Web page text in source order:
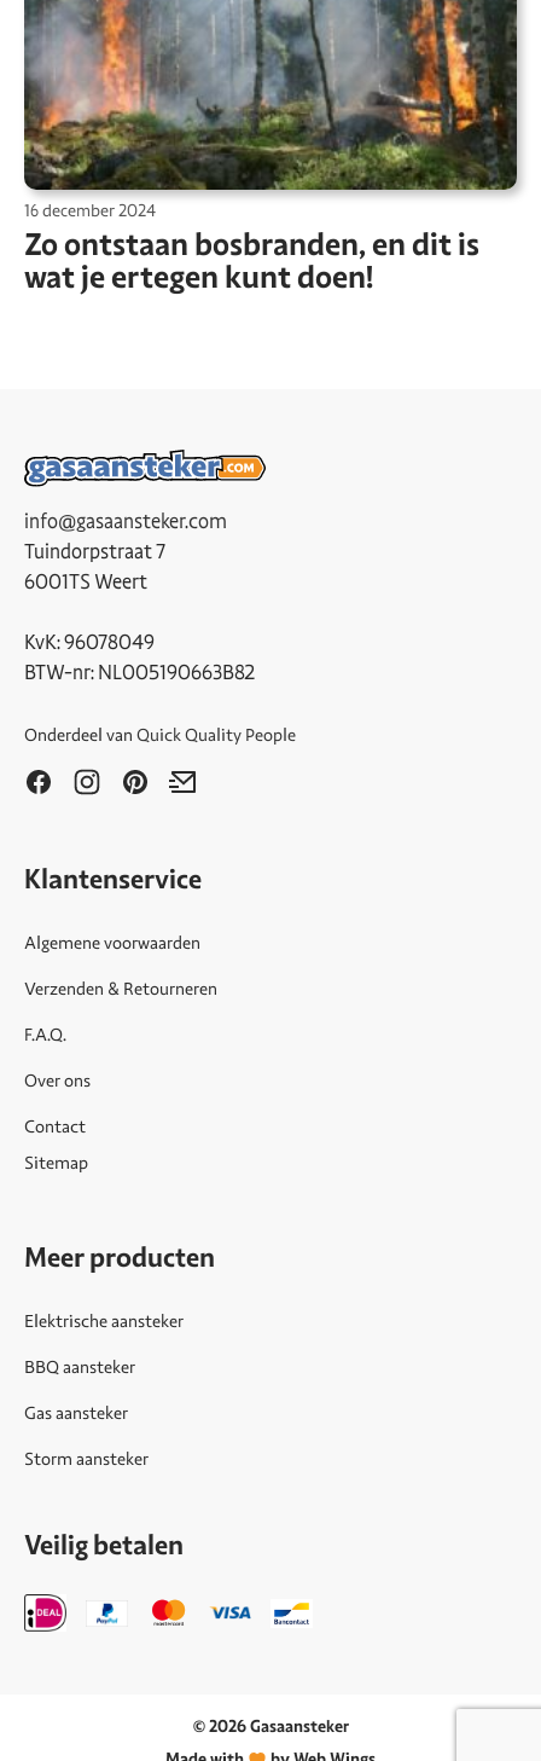
16 december 2024
Zo ontstaan bosbranden, en dit is
wat je ertegen kunt doen!
info@gasaansteker.com
Tuindorpstraat 7
6001TS Weert
KvK: 96078049
BTW-nr: NL005190663B82
Onderdeel van Quick Quality People
Klantenservice
Algemene voorwaarden
Verzenden & Retourneren
F.A.Q.
Over ons
Contact
Sitemap
Meer producten
Elektrische aansteker
BBQ aansteker
Gas aansteker
Storm aansteker
Veilig betalen
© 2026 Gasaansteker